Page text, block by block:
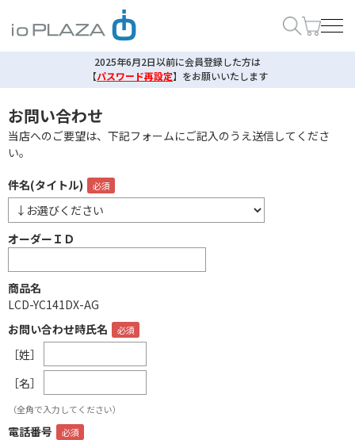
2025年6月2日以前に会員登録した方は
【パスワード再設定】 をお願いいたします
お問い合わせ
当店へのご要望は、下記フォームにご記入のうえ送信してくださ
い。
件名(タイトル)
オーダーＩＤ
商品名
LCD-YC141DX-AG
お問い合わせ時氏名
［姓］
［名］
（全角で入力してください）
電話番号